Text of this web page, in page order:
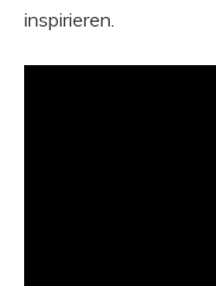
inspirieren.